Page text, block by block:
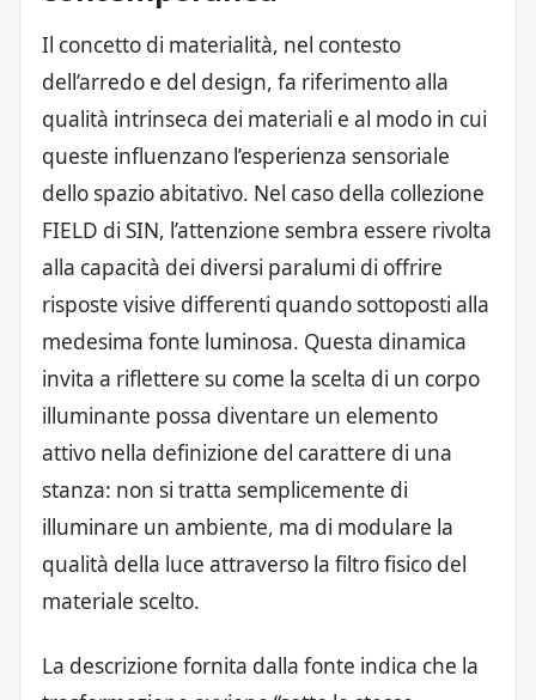
Il concetto di materialità, nel contesto
dell’arredo e del design, fa riferimento alla
qualità intrinseca dei materiali e al modo in cui
queste influenzano l’esperienza sensoriale
dello spazio abitativo. Nel caso della collezione
FIELD di SIN, l’attenzione sembra essere rivolta
alla capacità dei diversi paralumi di offrire
risposte visive differenti quando sottoposti alla
medesima fonte luminosa. Questa dinamica
invita a riflettere su come la scelta di un corpo
illuminante possa diventare un elemento
attivo nella definizione del carattere di una
stanza: non si tratta semplicemente di
illuminare un ambiente, ma di modulare la
qualità della luce attraverso la filtro fisico del
materiale scelto.
La descrizione fornita dalla fonte indica che la